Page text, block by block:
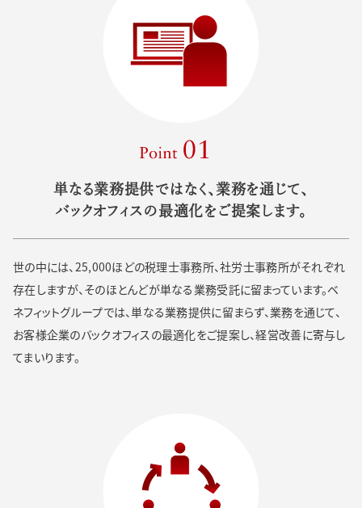
Point 01
単なる業務提供ではなく、業務を通じて、
バックオフィスの最適化をご提案します。
世の中には、25,000ほどの税理士事務所、社労士事務所がそれぞれ
存在しますが、そのほとんどが単なる業務受託に留まっています。ベ
ネフィットグループでは、単なる業務提供に留まらず、業務を通じて、
お客様企業のバックオフィスの最適化をご提案し、経営改善に寄与し
てまいります。